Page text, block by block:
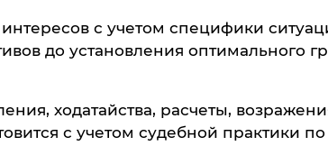
с учетом специфики
до установления оптимального
ходатайства, расчеты,
с учетом судебной практики по